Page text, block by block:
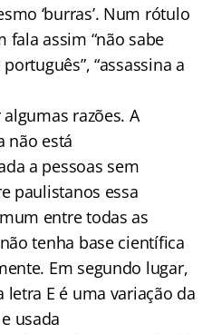
‘burras’. Num rótulo
fala assim “não sabe
“assassina a
razões. A
não está
a pessoas sem
paulistanos essa
entre todas as
tenha base científica
Em segundo lugar,
E é uma variação da
usada